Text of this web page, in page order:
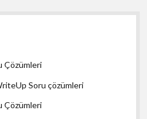
Çözümleri
Soru çözümleri
Çözümleri